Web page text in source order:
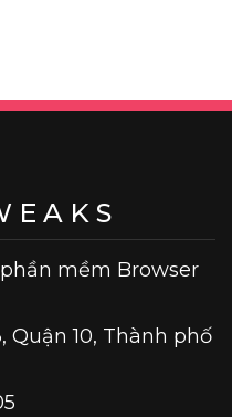
mềm Browser
Quận 10, Thành phố